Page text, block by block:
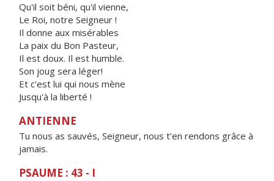
Qu'il soit béni, qu'il vienne,
Le Roi, notre Seigneur !
Il donne aux misérables
La paix du Bon Pasteur,
Il est doux. Il est humble.
Son joug sera léger!
Et c'est lui qui nous mène
Jusqu'à la liberté !
ANTIENNE
Tu nous as sauvés, Seigneur, nous t'en rendons grâce à
jamais.
PSAUME : 43 - I